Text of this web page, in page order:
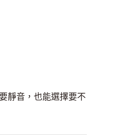
靜音，也能選擇要不